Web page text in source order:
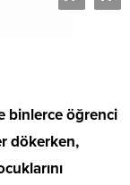
binlerce öğrenci
dökerken,